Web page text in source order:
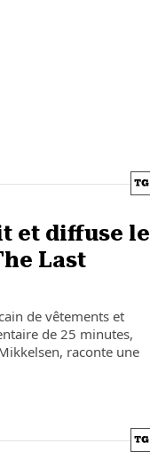
et diffuse le
Last
de vêtements et
de 25 minutes,
raconte une